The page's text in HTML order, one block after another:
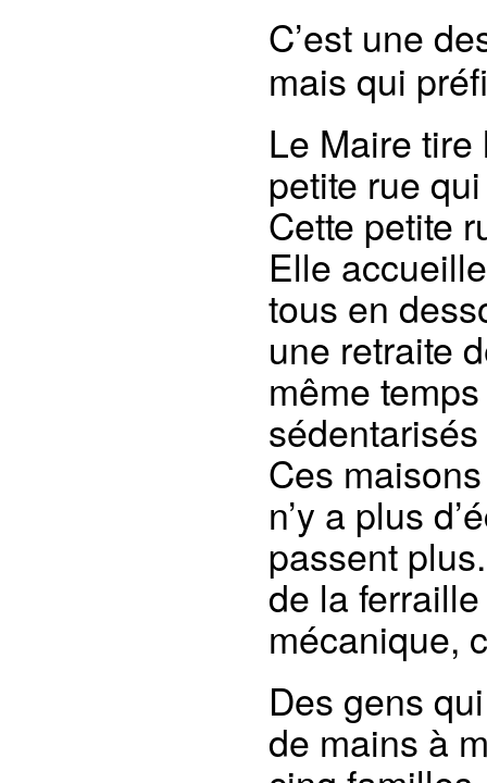
C’est une
mais qui
Le Maire tire
petite rue
Cette petite
Elle
tous en
une retraite
même
Ces
n’y a plus
passent
de la
mécanique,
Des gens
de mains à